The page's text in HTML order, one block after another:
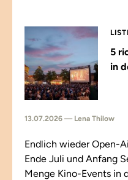
5
in
13.07.2026 — Lena Thilow
Endlich wieder Open-
Ende Juli und Anfang
Menge Kino-Events in